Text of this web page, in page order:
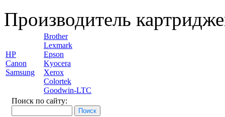
Производитель
HP
Canon
Samsung
Brother
Lexmark
Epson
Kyocera
Xerox
Colortek
Goodwin-LTC
Поиск по сайту: